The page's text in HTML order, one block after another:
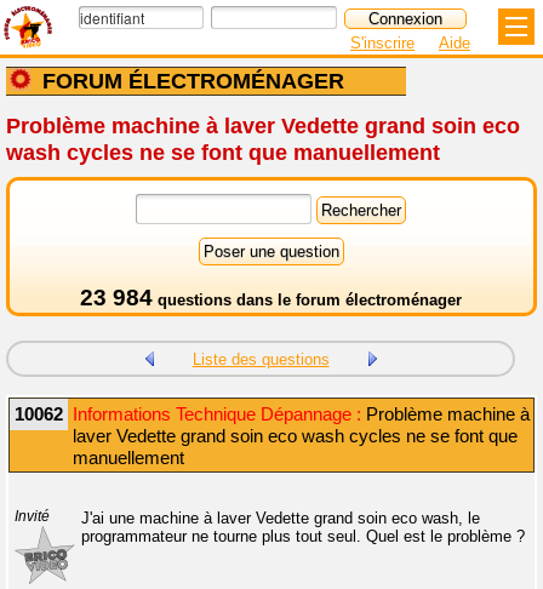
FORUM ÉLECTROMÉNAGER
S'inscrire Aide
Problème machine à laver Vedette grand soin eco
wash cycles ne se font que manuellement
23 984 questions dans le forum électroménager
Liste des questions
10062 Informations Technique Dépannage : Problème machine à
laver Vedette grand soin eco wash cycles ne se font que
manuellement
Invité
J'ai une machine à laver Vedette grand soin eco wash, le
programmateur ne tourne plus tout seul. Quel est le problème ?